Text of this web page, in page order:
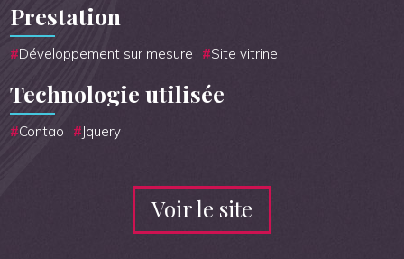
Prestation
Développement sur mesure Site vitrine
Technologie utilisée
Contao Jquery
Voir le site